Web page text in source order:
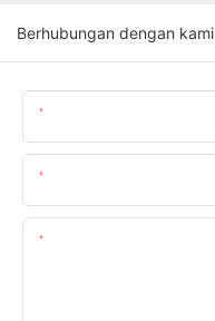
Berhubungan dengan kami